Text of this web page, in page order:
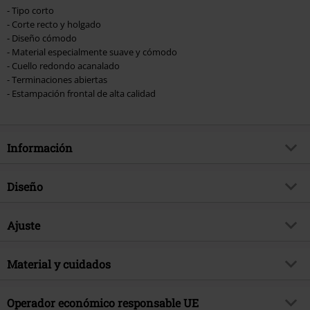
- Tipo corto
- Corte recto y holgado
- Diseño cómodo
- Material especialmente suave y cómodo
- Cuello redondo acanalado
- Terminaciones abiertas
- Estampación frontal de alta calidad
Información
Artículo no.
Género Musical
Licencia
Diseño
Tipo de producto
Estampada
Forma del cuello
Sin cuello
Ajuste
Forma/Tops
Material y cuidados
Material Externo 100% algodón
Operador económico responsable UE